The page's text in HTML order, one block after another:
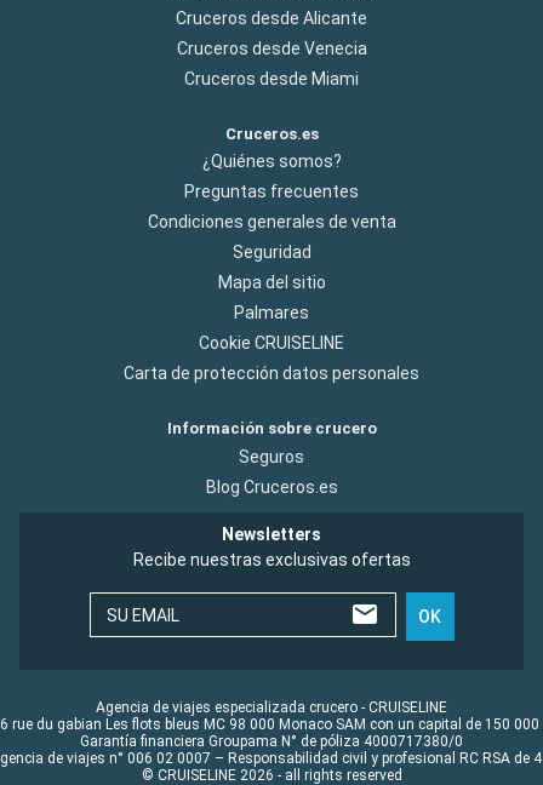
Cruceros desde Alicante
Cruceros desde Venecia
Cruceros desde Miami
Cruceros.es
¿Quiénes somos?
Preguntas frecuentes
Condiciones generales de venta
Seguridad
Mapa del sitio
Palmares
Cookie CRUISELINE
Carta de protección datos personales
Información sobre crucero
Seguros
Blog Cruceros.es
Newsletters
Recibe nuestras exclusivas ofertas
SU EMAIL OK
Agencia de viajes especializada crucero - CRUISELINE
rue du gabian Les flots bleus MC 98 000 Monaco SAM con un capital de 150 000
Garantía financiera Groupama N° de póliza 4000717380/0
de viajes n° 006 02 0007 – Responsabilidad civil y profesional RC RSA de
© CRUISELINE 2026 - all rights reserved